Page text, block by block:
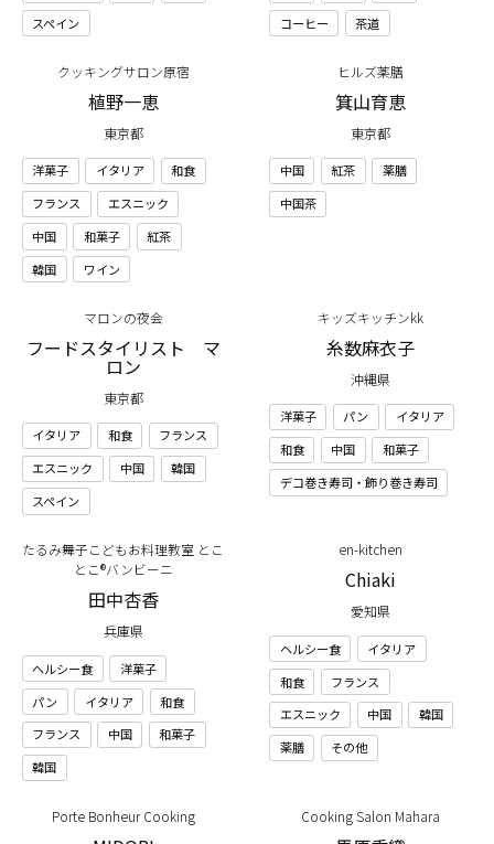
スペイン
コーヒー
茶道
クッキングサロン原宿
植野一恵
東京都
洋菓子 イタリア
和食
フランス
エスニック
中国
和菓子
紅茶
韓国
ワイン
ヒルズ薬膳
箕山育恵
東京都
中国 紅茶
薬膳
中国茶
マロンの夜会
フードスタイリスト マ
ロン
東京都
イタリア 和食
フランス
エスニック
中国
韓国
スペイン
キッズキッチンkk
糸数麻衣子
沖縄県
洋菓子 パン
イタリア
和食
中国
和菓子
デコ巻き寿司・飾り巻き寿司
たるみ舞子こどもお料理教室 とこ
とこ®️バンビーニ
田中杏香
兵庫県
ヘルシー食
洋菓子
パン
イタリア
和食
フランス
中国
和菓子
韓国
en-kitchen
Chiaki
愛知県
ヘルシー食
イタリア
和食
フランス
エスニック
中国
韓国
薬膳
その他
Porte Bonheur Cooking Cooking Salon Mahara